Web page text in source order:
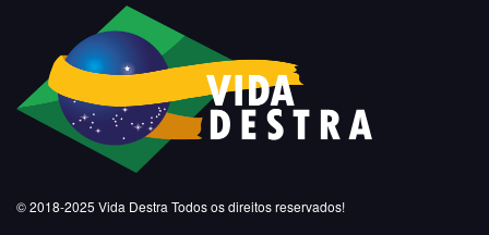
© 2018-2025 Vida Destra Todos os direitos reservados!